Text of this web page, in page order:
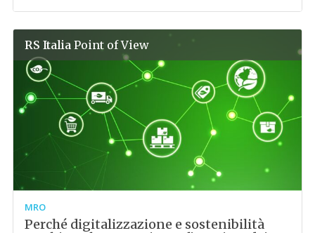
RS Italia Point of View
MRO
Perché digitalizzazione e sostenibilità